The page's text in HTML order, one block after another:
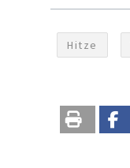
Hitze